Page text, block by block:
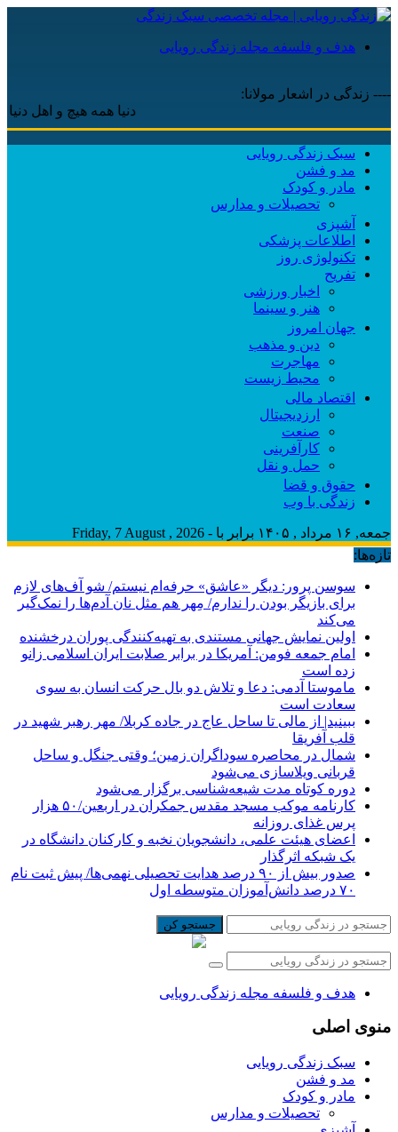
هدف و فلسفه مجله زندگی رویایی
---- زندگی در اشعار مولانا:
دنیا همه هیچ و اهل دنیا
سبک زندگی رویایی
مد و فشن
مادر و کودک
تحصیلات و مدارس
آشپزی
اطلاعات پزشکی
تکنولوژی روز
تفریح
اخبار ورزشی
هنر و سینما
جهان امروز
دین و مذهب
مهاجرت
محیط زیست
اقتصاد مالی
ارزدیجیتال
صنعت
کارآفرینی
حمل و نقل
حقوق و قضا
زندگی با وب
جمعه, ۱۶ مرداد , ۱۴۰۵ برابر با - Friday, 7 August , 2026
تازه‌ها:
سوسن پرور: دیگر «عاشق» حرفه‌ام نیستم/ شو آف‌های لازم
برای بازیگر بودن را ندارم/ مِهر هم مثل نان آدم‌ها را نمک‌گیر
می‌کند
اولین نمایش جهانی مستندی به تهیه‌کنندگی پوران درخشنده
امام جمعه فومن: آمریکا در برابر صلابت ایران اسلامی زانو
زده است
ماموستا آدمی: دعا و تلاش دو بال حرکت انسان به سوی
سعادت است
ببینید| از مالی تا ساحل عاج در جاده کربلا/ مهر رهبر شهید در
قلب آفریقا
شمال در محاصره سوداگران زمین؛ وقتی جنگل و ساحل
قربانی ویلاسازی می‌شود
دوره کوتاه مدت شیعه‌شناسی برگزار می‌شود
کارنامه موکب مسجد مقدس جمکران در اربعین/۵۰ هزار
پرس غذای روزانه
اعضای هیئت علمی، دانشجویان نخبه و کارکنان دانشگاه در
یک شبکه‌ اثرگذار
صدور بیش از ۹۰ درصد هدایت تحصیلی نهمی‌ها/ پیش ثبت نام
۷۰ درصد دانش‌آموزان متوسطه اول
جستجو کن
هدف و فلسفه مجله زندگی رویایی
منوی اصلی
سبک زندگی رویایی
مد و فشن
مادر و کودک
تحصیلات و مدارس